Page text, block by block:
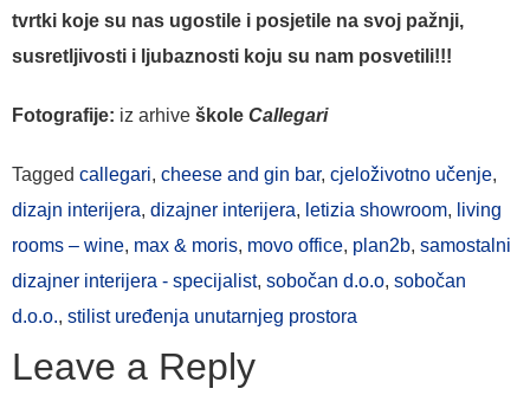
tvrtki koje su nas ugostile i posjetile na svoj pažnji,
susretljivosti i ljubaznosti koju su nam posvetili!!!
Fotografije: iz arhive škole Callegari
Tagged callegari, cheese and gin bar, cjeloživotno učenje,
dizajn interijera, dizajner interijera, letizia showroom, living
rooms – wine, max & moris, movo office, plan2b, samostalni
dizajner interijera - specijalist, sobočan d.o.o, sobočan
d.o.o., stilist uređenja unutarnjeg prostora
Leave a Reply